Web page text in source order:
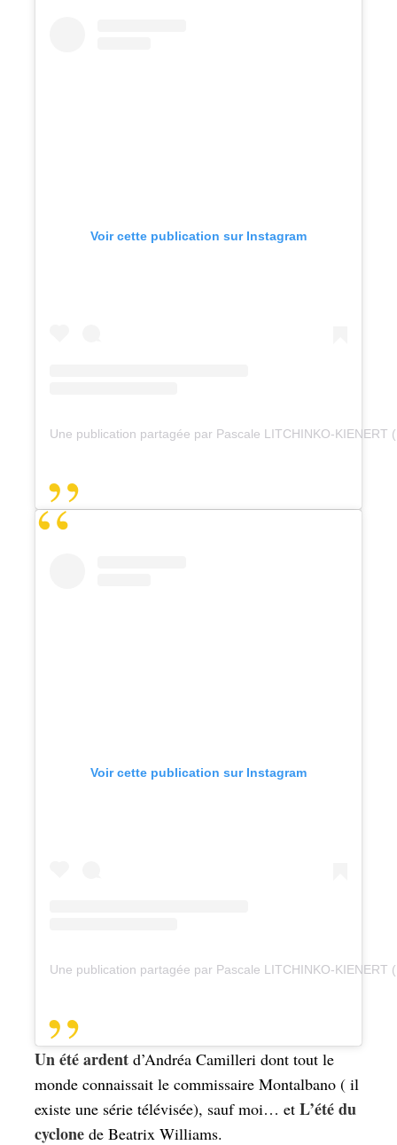
Voir cette publication sur Instagram
Une publication partagée par Pascale LITCHINKO-KIENERT
Voir cette publication sur Instagram
Une publication partagée par Pascale LITCHINKO-KIENERT
Un été ardent d’Andréa Camilleri dont tout le
monde connaissait le commissaire Montalbano ( il
existe une série télévisée), sauf moi… et L’été du
cyclone de Beatrix Williams.